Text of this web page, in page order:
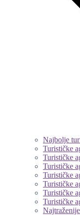
Najbolje
Turističke
Turističke
Turističke
Turističke
Turističke
Turističke
Turističke